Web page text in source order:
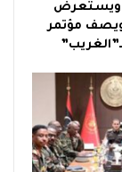
ويستعرض
ويصف مؤتمر